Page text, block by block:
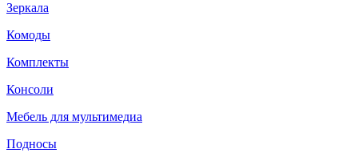
Зеркала
Комоды
Комплекты
Консоли
Мебель для мультимедиа
Подносы